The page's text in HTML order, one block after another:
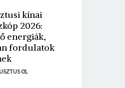
kínai
2026:
energiák,
fordulatok
01.